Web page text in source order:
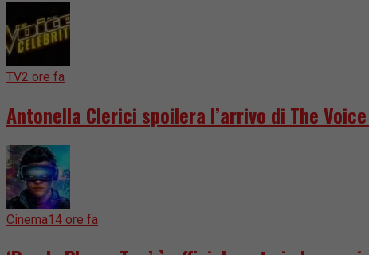
TV2 ore fa
Antonella Clerici spoilera l’arrivo di The
Cinema14 ore fa